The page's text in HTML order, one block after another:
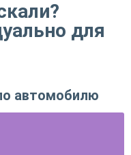
для
автомобилю